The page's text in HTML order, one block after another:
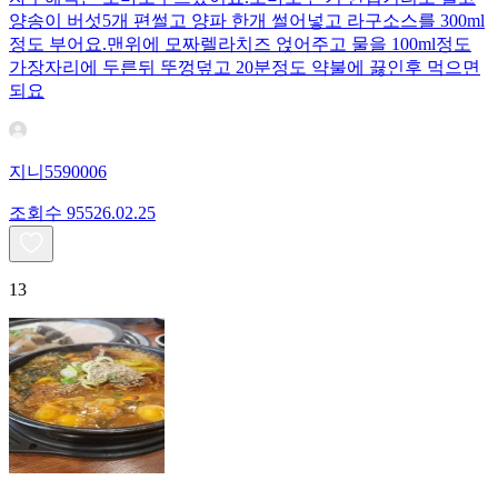
양송이 버섯5개 편썰고 양파 한개 썰어넣고 라구소스를 300ml
정도 부어요.맨위에 모짜렐라치즈 얹어주고 물을 100ml정도
가장자리에 두른뒤 뚜껑덮고 20분정도 약불에 끓인후 먹으면
되요
지니5590006
조회수 95526.02.25
13